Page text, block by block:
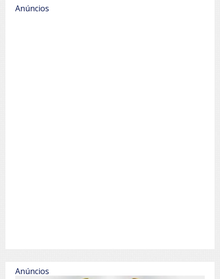
Anúncios
Anúncios